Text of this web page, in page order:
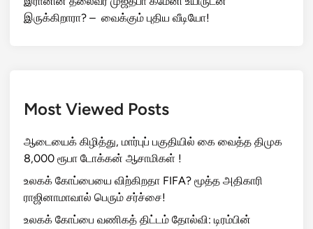
இருக்கிறாரா? – வைக்கும் புதிய வீடியோ!
Most Viewed Posts
ஆடையைக் கிழித்து, மார்புப் பகுதியில் கை வைத்த திமுக
8,000 ரூபா டோக்கன் ஆசாமிகள் !
உலகக் கோப்பையை விற்கிறதா FIFA? மூத்த அதிகாரி
ராஜினாமாவால் பெரும் சர்ச்சை!
உலகக் கோப்பை வணிகத் திட்டம் தோல்வி: டிரம்பின்